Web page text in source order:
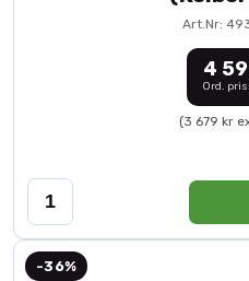
Art.Nr:
4
Ord.
(3 679 kr
-36%